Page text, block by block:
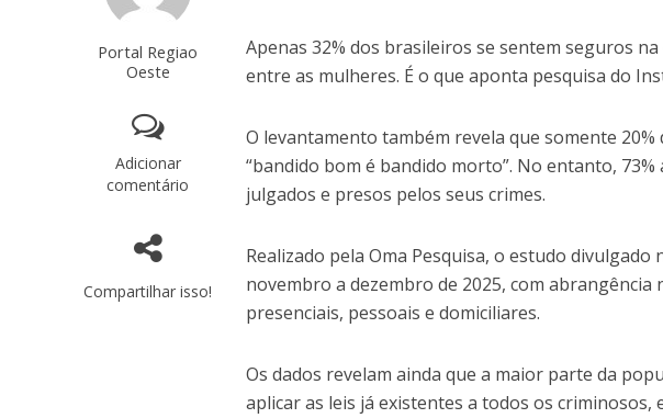
Portal Regiao
Oeste
Adicionar
comentário
Compartilhar isso!
Apenas 32% dos brasileiros se sentem seguros
entre as mulheres. É o que aponta pesquisa do
O levantamento também revela que somente
“bandido bom é bandido morto”. No entanto,
julgados e presos pelos seus crimes.
Realizado pela Oma Pesquisa, o estudo
novembro a dezembro de 2025, com
presenciais, pessoais e domiciliares.
Os dados revelam ainda que a maior parte da
aplicar as leis já existentes a todos os